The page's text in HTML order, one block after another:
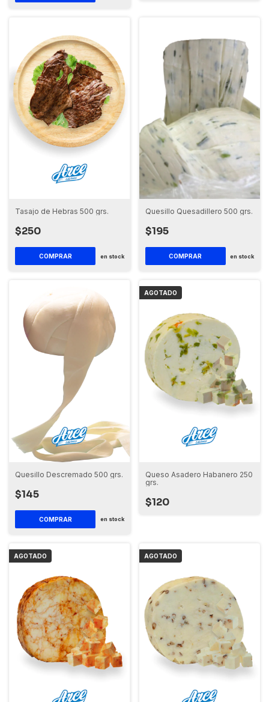
Tasajo de Hebras 500 grs.
$250
en stock
Quesillo Quesadillero 500 grs.
$195
en stock
Quesillo Descremado 500 grs.
$145
en stock
AGOTADO
Queso Asadero Habanero 250
grs.
$120
AGOTADO AGOTADO